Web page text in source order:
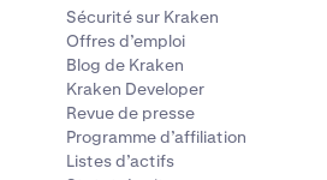
Sécurité sur Kraken
Offres d’emploi
Blog de Kraken
Kraken Developer
Revue de presse
Programme d’affiliation
Listes d’actifs